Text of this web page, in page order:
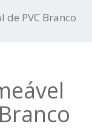
de PVC Branco